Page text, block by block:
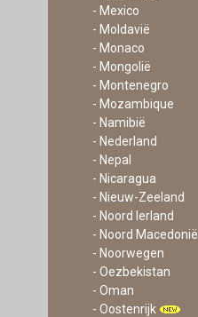
- Mexico
- Moldavië
- Monaco
- Mongolië
- Montenegro
- Mozambique
- Namibië
- Nederland
- Nepal
- Nicaragua
- Nieuw-Zeeland
- Noord Ierland
- Noord Macedonië
- Noorwegen
- Oezbekistan
- Oman
- Oostenrijk